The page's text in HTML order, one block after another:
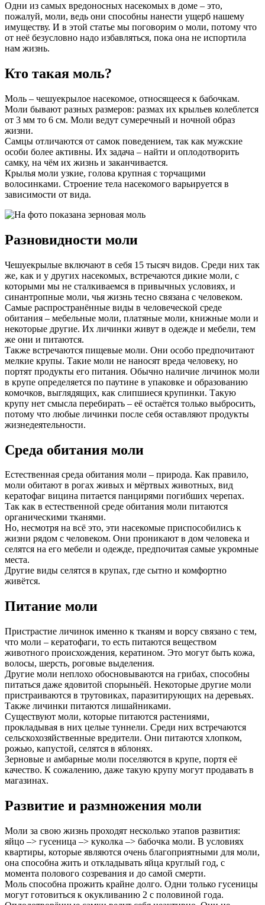
Одни из самых вредоносных насекомых в доме – это,
пожалуй, моли, ведь они способны нанести ущерб нашему
имуществу. И в этой статье мы поговорим о моли, потому что
от неё безусловно надо избавляться, пока она не испортила
нам жизнь.
Кто такая моль?
Моль – чешуекрылое насекомое, относящееся к бабочкам.
Моли бывают разных размеров: размах их крыльев колеблется
от 3 мм то 6 см. Моли ведут сумеречный и ночной образ
жизни.
Самцы отличаются от самок поведением, так как мужские
особи более активны. Их задача – найти и оплодотворить
самку, на чём их жизнь и заканчивается.
Крылья моли узкие, голова крупная с торчащими
волосинками. Строение тела насекомого варьируется в
зависимости от вида.
Разновидности моли
Чешуекрылые включают в себя 15 тысяч видов. Среди них так
же, как и у других насекомых, встречаются дикие моли, с
которыми мы не сталкиваемся в привычных условиях, и
синантропные моли, чья жизнь тесно связана с человеком.
Самые распространённые виды в человеческой среде
обитания – мебельные моли, платяные моли, книжные моли и
некоторые другие. Их личинки живут в одежде и мебели, тем
же они и питаются.
Также встречаются пищевые моли. Они особо предпочитают
мелкие крупы. Такие моли не наносят вреда человеку, но
портят продукты его питания. Обычно наличие личинок моли
в крупе определяется по паутине в упаковке и образованию
комочков, выглядящих, как слипшиеся крупинки. Такую
крупу нет смысла перебирать – её остаётся только выбросить,
потому что любые личинки после себя оставляют продукты
жизнедеятельности.
Среда обитания моли
Естественная среда обитания моли – природа. Как правило,
моли обитают в рогах живых и мёртвых животных, вид
кератофаг вицина питается панцирями погибших черепах.
Так как в естественной среде обитания моли питаются
органическими тканями.
Но, несмотря на всё это, эти насекомые приспособились к
жизни рядом с человеком. Они проникают в дом человека и
селятся на его мебели и одежде, предпочитая самые укромные
места.
Другие виды селятся в крупах, где сытно и комфортно
живётся.
Питание моли
Пристрастие личинок именно к тканям и ворсу связано с тем,
что моли – кератофаги, то есть питаются веществом
животного происхождения, кератином. Это могут быть кожа,
волосы, шерсть, роговые выделения.
Другие моли неплохо обосновываются на грибах, способны
питаться даже ядовитой спорыньёй. Некоторые другие моли
пристраиваются в трутовиках, паразитирующих на деревьях.
Также личинки питаются лишайниками.
Существуют моли, которые питаются растениями,
прокладывая в них целые туннели. Среди них встречаются
сельскохозяйственные вредители. Они питаются хлопком,
рожью, капустой, селятся в яблонях.
Зерновые и амбарные моли поселяются в крупе, портя её
качество. К сожалению, даже такую крупу могут продавать в
магазинах.
Развитие и размножения моли
Моли за свою жизнь проходят несколько этапов развития:
яйцо –> гусеница –> куколка –> бабочка моли. В условиях
квартиры, которые являются очень благоприятными для моли,
она способна жить и откладывать яйца круглый год, с
момента полового созревания и до самой смерти.
Моль способна прожить крайне долго. Одни только гусеницы
могут готовиться к окукливанию 2 с половиной года.